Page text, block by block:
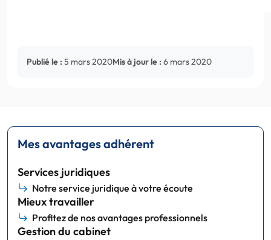
Publié le : 5 mars 2020Mis à jour le : 6 mars 2020
Mes avantages adhérent
Services juridiques
Notre service juridique à votre écoute
Mieux travailler
Profitez de nos avantages professionnels
Gestion du cabinet